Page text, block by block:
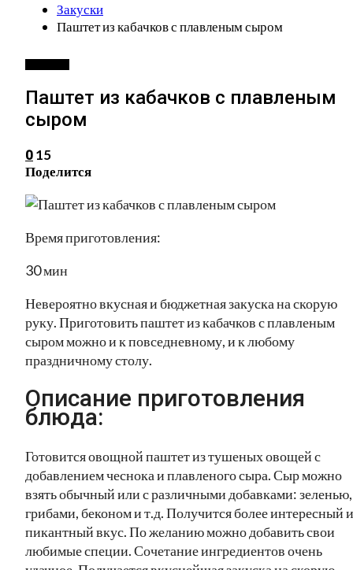
Закуски
Паштет из кабачков с плавленым сыром
Паштет из кабачков с плавленым
сыром
0 15
Поделится
Время приготовления:
30 мин
Невероятно вкусная и бюджетная закуска на скорую
руку. Приготовить паштет из кабачков с плавленым
сыром можно и к повседневному, и к любому
праздничному столу.
Описание приготовления
блюда:
Готовится овощной паштет из тушеных овощей с
добавлением чеснока и плавленого сыра. Сыр можно
взять обычный или с различными добавками: зеленью,
грибами, беконом и т.д. Получится более интересный и
пикантный вкус. По желанию можно добавить свои
любимые специи. Сочетание ингредиентов очень